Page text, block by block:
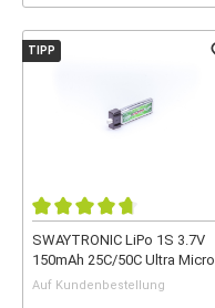
TIPP
SWAYTRONIC LiPo 1S 3.7V
150mAh 25C/50C Ultra Micro
Auf Kundenbestellung